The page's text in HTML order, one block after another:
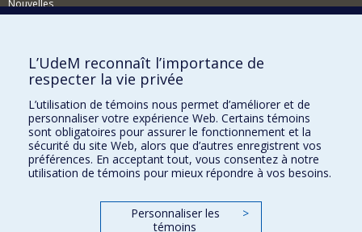
Nouvelles
Comment soutenir le Département?
BESOIN D'AIDE?
Plan du site
Signaler une erreur
Accessibilité
FACULTÉ DES ARTS ET DES SCIENCES
Nos départements et écoles
L’UdeM reconnaît l’importance de
respecter la vie privée
L’utilisation de témoins nous permet d’améliorer et de
personnaliser votre expérience Web. Certains témoins
sont obligatoires pour assurer le fonctionnement et la
sécurité du site Web, alors que d’autres enregistrent vos
préférences. En acceptant tout, vous consentez à notre
utilisation de témoins pour mieux répondre à vos besoins.
Personnaliser les
témoins
>